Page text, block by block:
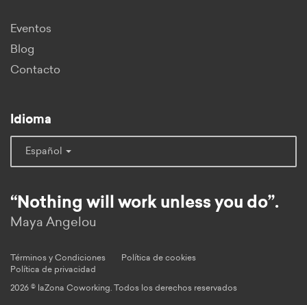
Eventos
Blog
Contacto
Idioma
Español
“Nothing will work unless you do”.
Maya Angelou
Términos y Condiciones
Política de cookies
Política de privacidad
2026 © laZona Coworking. Todos los derechos reservados